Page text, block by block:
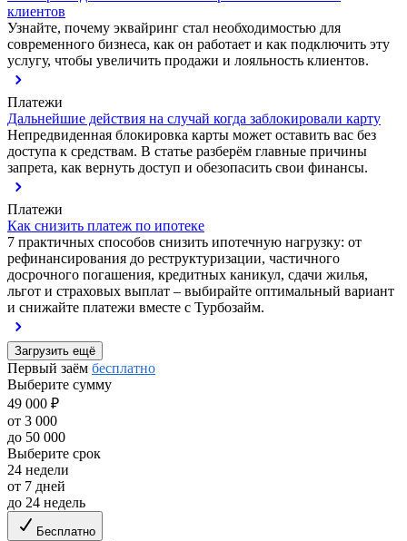
клиентов
Узнайте, почему эквайринг стал необходимостью для
современного бизнеса, как он работает и как подключить эту
услугу, чтобы увеличить продажи и лояльность клиентов.
Платежи
Дальнейшие действия на случай когда заблокировали карту
Непредвиденная блокировка карты может оставить вас без
доступа к средствам. В статье разберём главные причины
запрета, как вернуть доступ и обезопасить свои финансы.
Платежи
Как снизить платеж по ипотеке
7 практичных способов снизить ипотечную нагрузку: от
рефинансирования до реструктуризации, частичного
досрочного погашения, кредитных каникул, сдачи жилья,
льгот и страховых выплат – выбирайте оптимальный вариант
и снижайте платежи вместе с Турбозайм.
Загрузить ещё
Первый заём бесплатно
Выберите сумму
49 000 ₽
от 3 000
до 50 000
Выберите срок
24 недели
от 7 дней
до 24 недель
Бесплатно